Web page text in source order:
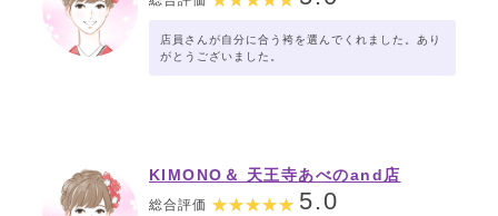
店員さんが自分に合う袴を選んでくれました。あり
がとうございました。
KIMONO＆ 天王寺あべのand店
総合評価 5.0